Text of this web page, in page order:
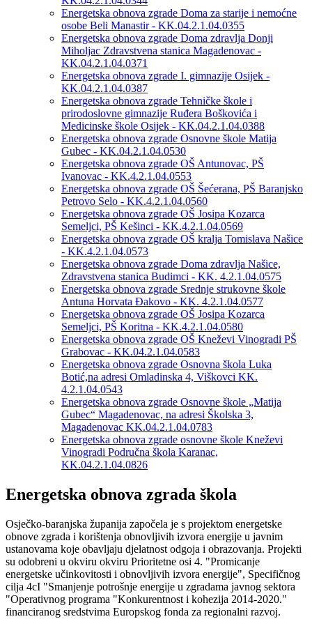
Energetska obnova zgrade Doma za starije i nemoćne
osobe Beli Manastir - KK.04.2.1.04.0355
Energetska obnova zgrade Doma zdravlja Donji
Miholjac Zdravstvena stanica Magadenovac -
KK.04.2.1.04.0371
Energetska obnova zgrade I. gimnazije Osijek -
KK.04.2.1.04.0387
Energetska obnova zgrade Tehničke škole i
prirodoslovne gimnazije Ruđera Boškovića i
Medicinske škole Osijek - KK.04.2.1.04.0388
Energetska obnova zgrade Osnovne škole Matija
Gubec - KK.04.2.1.04.0530
Energetska obnova zgrade OŠ Antunovac, PŠ
Ivanovac - KK.4.2.1.04.0553
Energetska obnova zgrade OŠ Šećerana, PŠ Baranjsko
Petrovo Selo - KK.4.2.1.04.0560
Energetska obnova zgrade OŠ Josipa Kozarca
Semeljci, PŠ Kešinci - KK.4.2.1.04.0569
Energetska obnova zgrade OŠ kralja Tomislava Našice
- KK.4.2.1.04.0573
Energetska obnova zgrade Doma zdravlja Našice,
Zdravstvena stanica Budimci - KK. 4.2.1.04.0575
Energetska obnova zgrade Srednje strukovne škole
Antuna Horvata Đakovo - KK. 4.2.1.04.0577
Energetska obnova zgrade OŠ Josipa Kozarca
Semeljci, PŠ Koritna - KK.4.2.1.04.0580
Energetska obnova zgrade OŠ Kneževi Vinogradi PŠ
Grabovac - KK.04.2.1.04.0583
Energetska obnova zgrade Osnovna škola Luka
Botić,na adresi Omladinska 4, Viškovci KK.
4.2.1.04.0543
Energetska obnova zgrade Osnovne škole „Matija
Gubec“ Magadenovac, na adresi Školska 3,
Magadenovac KK.04.2.1.04.0783
Energetska obnova zgrade osnovne škole Kneževi
Vinogradi Područna škola Karanac,
KK.04.2.1.04.0826
Energetska obnova zgrada škola
Osječko-baranjska županija započela je s projektom energetske
obnove zgrada i korištenja obnovljivih izvora energije u javnim
ustanovama koje obavljaju djelatnost odgoja i obrazovanja. Projekti
su odobreni u okviru okviru Prioritetne osi 4. "Promicanje
energetske učinkovitosti i obnovljivih izvora energije", Specifičnog
cilja 4cI "Smanjenje potrošnje energije u zgradama javnog sektora
"Operativnog programa "Konkurentnost i kohezija 2014-2020."
financiranog sredstvima Europskog fonda za regionalni razvoj.